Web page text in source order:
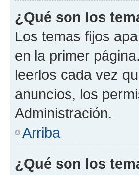
¿Qué son los
Los temas fijos
en la primer
leerlos cada vez
anuncios, los
Administración.
Arriba
¿Qué son los